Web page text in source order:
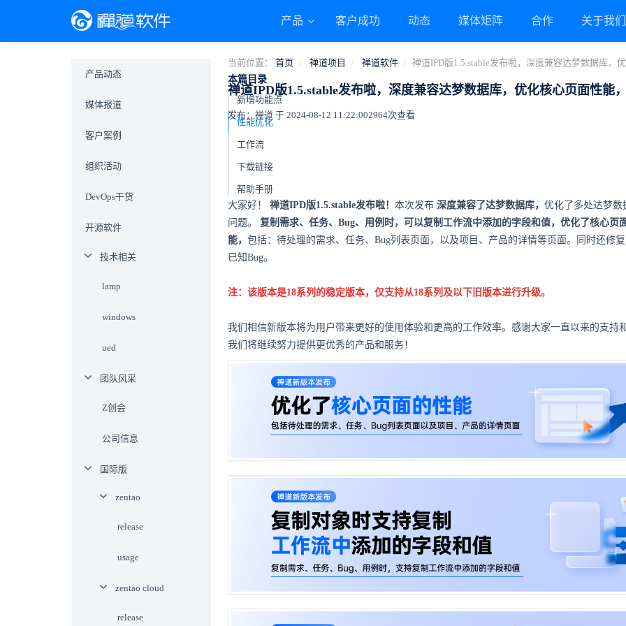
产品 客户成功 动态 媒体矩阵 合作 关于我
当前位置： 首页 禅道项目 禅道软件 禅道IPD版1.5.stable发布啦，深度兼容达梦数据库，
禅道IPD版1.5.stable发布啦，深度兼容达梦数据库，优化核心页面性能
发布：禅道 于 2024-08-12 11:22:002964次查看
本篇目录
新增功能点
性能优化
工作流
下载链接
帮助手册
大家好！ 禅道IPD版1.5.stable发布啦！ 本次发布 深度兼容了达梦数据库， 优化了多处达梦数
问题。 复制需求、任务、Bug、用例时，可以复制工作流中添加的字段和值，优化了核心页
能， 包括：待处理的需求、任务、Bug列表页面，以及项目、产品的详情等页面。同时还修
已知Bug。
注：该版本是18系列的稳定版本，仅支持从18系列及以下旧版本进行升级。
我们相信新版本将为用户带来更好的使用体验和更高的工作效率。感谢大家一直以来的支持
我们将继续努力提供更优秀的产品和服务！
产品动态
媒体报道
客户案例
组织活动
DevOps干货
开源软件
技术相关
lamp
windows
ued
团队风采
Z创会
公司信息
国际版
zentao
release
usage
zentao cloud
release